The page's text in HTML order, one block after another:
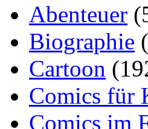
Abenteuer
Biographie
Cartoon
Comics für
Comics im